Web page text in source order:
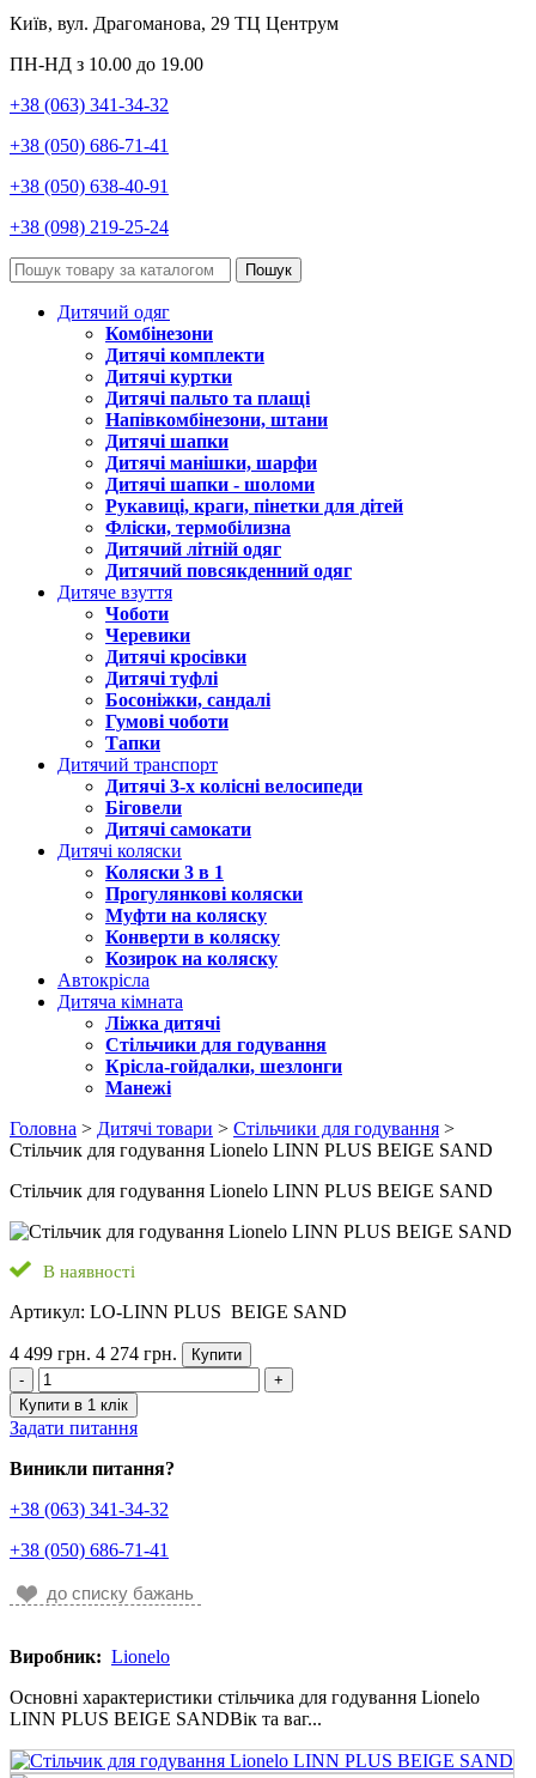
Київ, вул. Драгоманова, 29 ТЦ Центрум
ПН-НД з 10.00 до 19.00
+38 (063) 341-34-32
+38 (050) 686-71-41
+38 (050) 638-40-91
+38 (098) 219-25-24
Пошук
Дитячий одяг
Комбінезони
Дитячі комплекти
Дитячі куртки
Дитячі пальто та плащі
Напівкомбінезони, штани
Дитячі шапки
Дитячі манішки, шарфи
Дитячі шапки - шоломи
Рукавиці, краги, пінетки для дітей
Фліски, термобілизна
Дитячий літній одяг
Дитячий повсякденний одяг
Дитяче взуття
Чоботи
Черевики
Дитячі кросівки
Дитячі туфлі
Босоніжки, сандалі
Гумові чоботи
Тапки
Дитячий транспорт
Дитячі 3-х колісні велосипеди
Біговели
Дитячі самокати
Дитячі коляски
Коляски 3 в 1
Прогулянкові коляски
Муфти на коляску
Конверти в коляску
Козирок на коляску
Автокрісла
Дитяча кімната
Ліжка дитячі
Стільчики для годування
Крісла-гойдалки, шезлонги
Манежі
Головна > Дитячі товари > Стільчики для годування >
Стільчик для годування Lionelo LINN PLUS BEIGE SAND
Стільчик для годування Lionelo LINN PLUS BEIGE SAND
В наявності
Артикул: LO-LINN PLUS BEIGE SAND
4 499 грн. 4 274 грн.
Купити
-
+
Купити в 1 клік
Задати питання
Виникли питання?
+38 (063) 341-34-32
+38 (050) 686-71-41
до списку бажань
Виробник: Lionelo
Основні характеристики стільчика для годування Lionelo
LINN PLUS BEIGE SANDВік та ваг...